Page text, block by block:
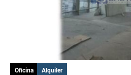
Oficina Alquiler